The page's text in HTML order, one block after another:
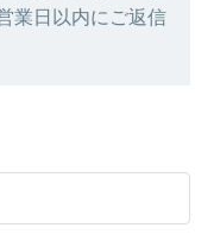
業日以内にご返信